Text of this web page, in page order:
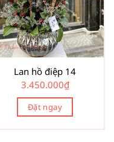
Lan hồ điệp 14
3.450.000₫
Đặt ngay